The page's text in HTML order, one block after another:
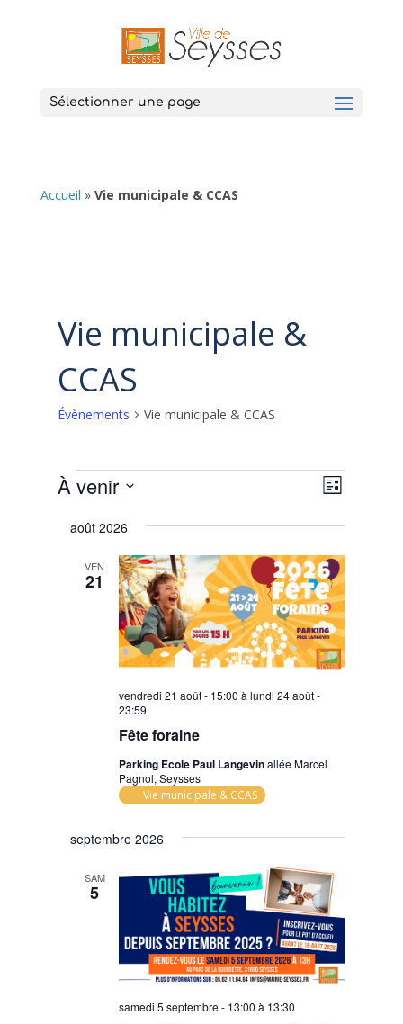
Sélectionner une page
Accueil » Vie municipale & CCAS
Vie municipale &
CCAS
Évènements Vie municipale & CCAS
Évènements
de
vues
Liste
À venir
uneaoût 2026
VEN
21
Fête foraine
vendredi 21 août - 15:00 àlundi 24 août -
23:59
Parking Ecole Paul Langevinallée Marcel
Pagnol, Seysses
Vie municipale & CCAS
septembre 2026
SAM
5
samedi 5 septembre - 13:00 à 13:30